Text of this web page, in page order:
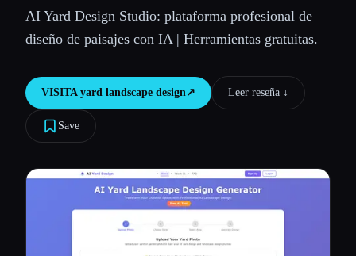
🎓Estudiantes 🎬Creadores
Blog
Todas las categorías
AI Yard Design Studio: plataforma profesional de
diseño de paisajes con IA | Herramientas gratuitas.
VISITA yard landscape design↗︎ Leer reseña ↓︎
Save